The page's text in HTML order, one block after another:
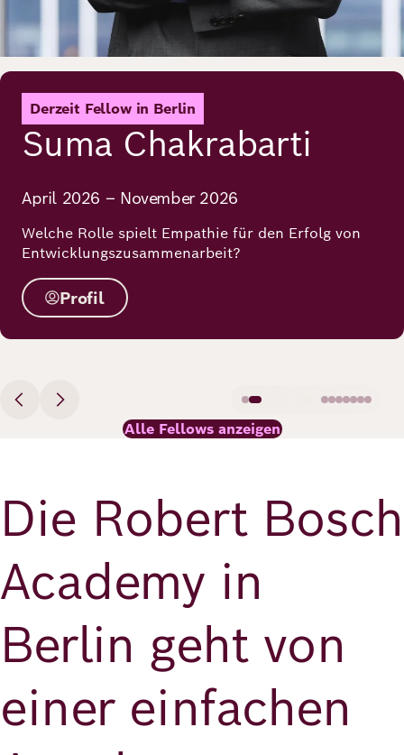
Derzeit Fellow in Berlin
Suma Chakrabarti
April 2026 – November 2026
Welche Rolle spielt Empathie für den Erfolg von
Entwicklungszusammenarbeit?
Profil
Alle Fellows anzeigen
Die Robert Bosch
Academy in
Berlin geht von
einer einfachen